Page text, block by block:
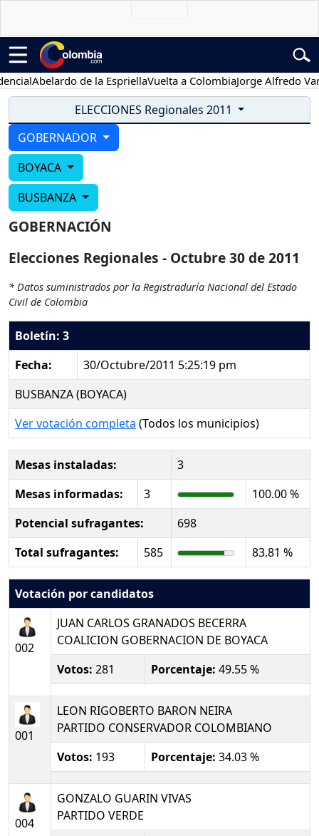
Abelardo de la EspriellaVuelta a ColombiaJorge Alfredo
ELECCIONES Regionales 2011
GOBERNADOR
BOYACA
BUSBANZA
GOBERNACIÓN
Elecciones Regionales - Octubre 30 de 2011
* Datos suministrados por la Registraduría Nacional del Estado
Civil de Colombia
Boletín: 3
Fecha:
30/Octubre/2011 5:25:19 pm
BUSBANZA (BOYACA)
Ver votación completa (Todos los municipios)
Mesas instaladas:
3
Mesas informadas:
3
100.00 %
Potencial sufragantes:
698
Total sufragantes:
585 83.81 %
Votación por candidatos
002
JUAN CARLOS GRANADOS BECERRA
COALICION GOBERNACION DE BOYACA
Votos: 281 Porcentaje: 49.55 %
001
LEON RIGOBERTO BARON NEIRA
PARTIDO CONSERVADOR COLOMBIANO
Votos: 193 Porcentaje: 34.03 %
004
GONZALO GUARIN VIVAS
PARTIDO VERDE